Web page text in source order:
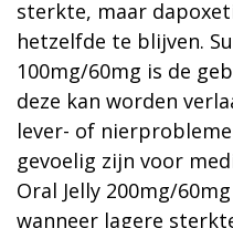
sterkte, maar
hetzelfde te blijven.
100mg/60mg is de
deze kan worden
lever- of
gevoelig zijn voor
Oral Jelly 200mg/
wanneer lagere